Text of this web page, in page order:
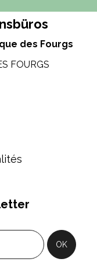
des Fourgs
FOURGS